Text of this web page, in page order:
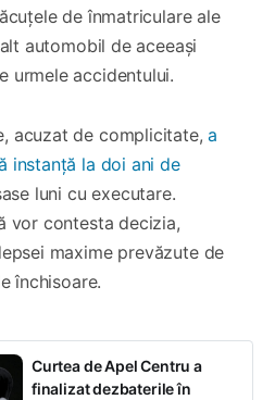
de înmatriculare ale
automobil de aceeași
urmele accidentului.
acuzat de complicitate,a
instanță la doi ani de
luni cu executare.
vor contesta decizia,
maxime prevăzute de
închisoare.
Curtea de Apel Centru a
finalizat dezbaterile în